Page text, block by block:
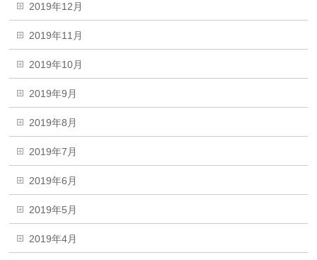
2019年12月
2019年11月
2019年10月
2019年9月
2019年8月
2019年7月
2019年6月
2019年5月
2019年4月